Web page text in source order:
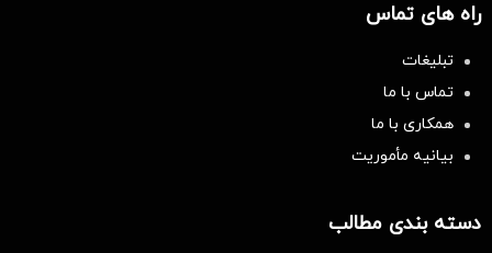
راه های تماس
تبلیغات
تماس با ما
همکاری با ما
بیانیه مأموریت
دسته بندی مطالب